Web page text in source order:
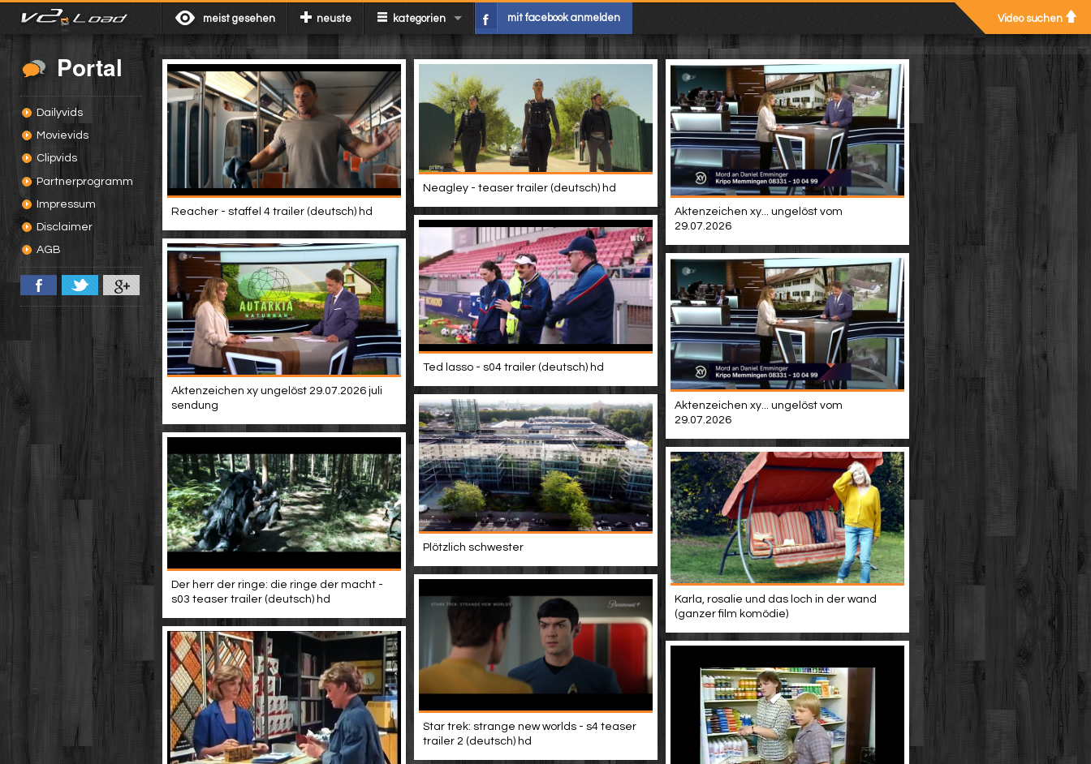
meist gesehen neuste kategorien mit facebook anmelden Video suchen
Portal
Dailyvids
Movievids
Clipvids
Partnerprogramm
Impressum
Disclaimer
AGB
Reacher - staffel 4 trailer (deutsch) hd
Neagley - teaser trailer (deutsch) hd
Aktenzeichen xy... ungelöst vom
29.07.2026
Ted lasso - s04 trailer (deutsch) hd
Aktenzeichen xy ungelöst 29.07.2026 juli
sendung
Aktenzeichen xy... ungelöst vom
29.07.2026
Plötzlich schwester
Der herr der ringe: die ringe der macht -
s03 teaser trailer (deutsch) hd
Karla, rosalie und das loch in der wand
(ganzer film komödie)
Star trek: strange new worlds - s4 teaser
trailer 2 (deutsch) hd